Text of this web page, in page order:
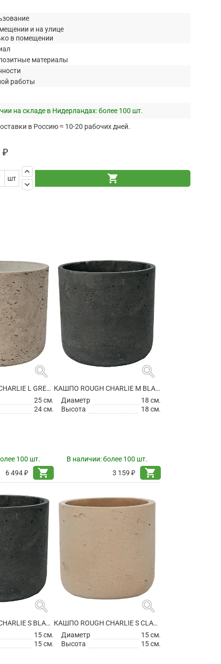
и на улице
в помещении
материалы
работы
на складе в Нидерландах:более 100 шт.
в Россию ≈ 10-20 рабочих дней.
₽
шт
keyboard_arrow_up
keyboard_arrow_down
shopping_cart
search
КАШПО ROUGH CHARLIE L GREY WASHED
25 см.
24 см.
100 шт.
6 494 ₽
shopping_cart
search
КАШПО ROUGH CHARLIE M BLACK WASHED
Диаметр
18 см.
Высота
18 см.
В наличии:более 100 шт.
3 159 ₽
shopping_cart
search
КАШПО ROUGH CHARLIE S BLACK WASHED
15 см.
15 см.
search
КАШПО ROUGH CHARLIE S CLAY WASHED
Диаметр
15 см.
Высота
15 см.